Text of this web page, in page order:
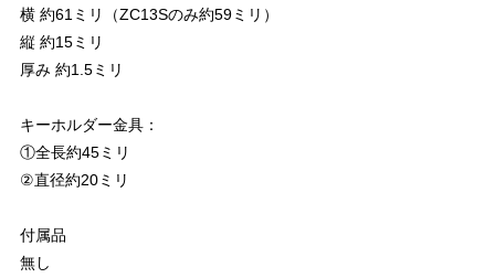
横 約61ミリ（ZC13Sのみ約59ミリ）
縦 約15ミリ
厚み 約1.5ミリ
キーホルダー金具：
①全長約45ミリ
②直径約20ミリ
付属品
無し